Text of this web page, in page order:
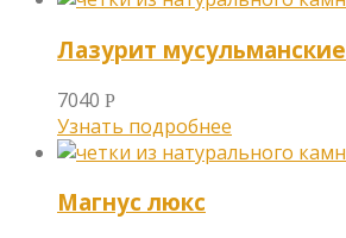
Лазурит мусульманские
7040 Р
Узнать подробнее
Магнус люкс